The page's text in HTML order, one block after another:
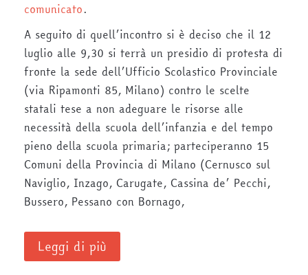
comunicato.
A seguito di quell’incontro si è deciso che il 12
luglio alle 9,30 si terrà un presidio di protesta di
fronte la sede dell’Ufficio Scolastico Provinciale
(via Ripamonti 85, Milano) contro le scelte
statali tese a non adeguare le risorse alle
necessità della scuola dell’infanzia e del tempo
pieno della scuola primaria; parteciperanno 15
Comuni della Provincia di Milano (Cernusco sul
Naviglio, Inzago, Carugate, Cassina de’ Pecchi,
Bussero, Pessano con Bornago,
Leggi di più